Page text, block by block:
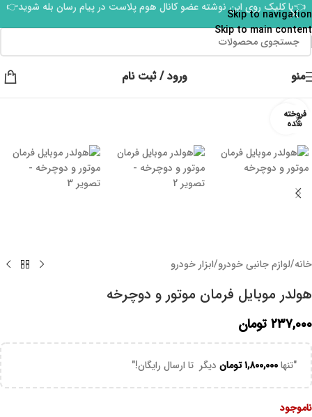
Skip to navigation
Skip to main content
👈با کلیک روی این نوشته عضو کانال هوم پلاست در پیام رسان بله شوید👉
منو ورود / ثبت نام
فروخته
شده
خانه/لوازم جانبی خودرو/ابزار خودرو
هولدر موبایل فرمان موتور و دوچرخه
۲۳۷,۰۰۰ تومان
"تنها۱,۸۰۰,۰۰۰تومان دیگر تا ارسال رایگان!"
ناموجود